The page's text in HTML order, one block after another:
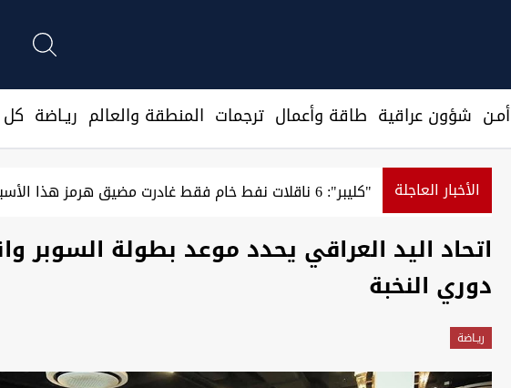
أمـن شؤون عراقية طاقة وأعمال ترجمات المنطقة والعالم ريـاضة كل
الأخبار العاجلة "كليبر": 6 ناقلات نفط خام فقط غادرت مضيق هرمز هذا الأسبوع
اتحاد اليد العراقي يحدد موعد بطولة السوبر
دوري النخبة
ريـاضة